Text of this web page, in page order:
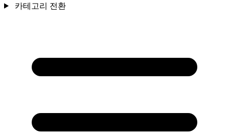
카테고리 전환